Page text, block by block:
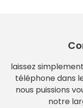
laissez
téléphone dans
nous puissions
notre